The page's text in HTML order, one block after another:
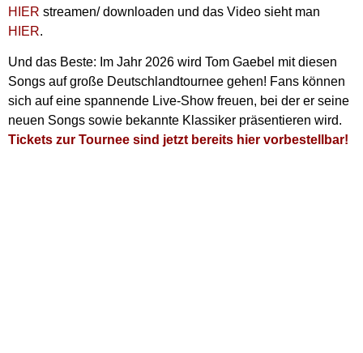
HIER streamen/ downloaden und das Video sieht man
HIER.
Und das Beste: Im Jahr 2026 wird Tom Gaebel mit diesen
Songs auf große Deutschlandtournee gehen! Fans können
sich auf eine spannende Live-Show freuen, bei der er seine
neuen Songs sowie bekannte Klassiker präsentieren wird.
Tickets zur Tournee sind jetzt bereits hier vorbestellbar!